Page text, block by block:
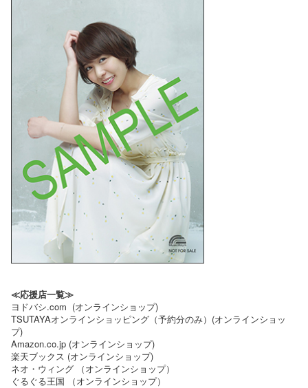
≪応援店一覧≫
ヨドバシ.com (オンラインショップ)
TSUTAYAオンラインショッピング（予約分のみ）(オンラインショッ
プ)
Amazon.co.jp (オンラインショップ)
楽天ブックス (オンラインショップ)
ネオ・ウィング （オンラインショップ）
ぐるぐる王国 （オンラインショップ）